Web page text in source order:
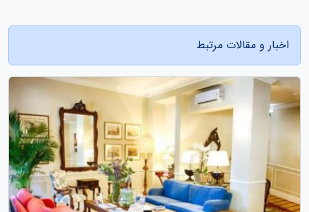
اخبار و مقالات مرتبط